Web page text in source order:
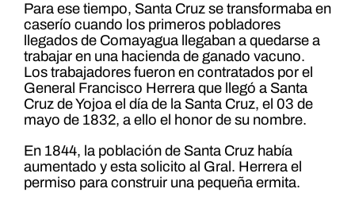
Para ese tiempo, Santa Cruz se transformaba en
caserío cuando los primeros pobladores
llegados de Comayagua llegaban a quedarse a
trabajar en una hacienda de ganado vacuno.
Los trabajadores fueron en contratados por el
General Francisco Herrera que llegó a Santa
Cruz de Yojoa el día de la Santa Cruz, el 03 de
mayo de 1832, a ello el honor de su nombre.
En 1844, la población de Santa Cruz había
aumentado y esta solicito al Gral. Herrera el
permiso para construir una pequeña ermita.